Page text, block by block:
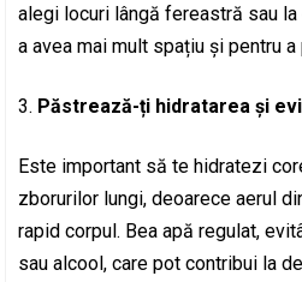
alegi locuri lângă fereastră sau
a avea mai mult spațiu și pentru
Păstrează-ți hidratarea și
Este important să te hidratezi
zborurilor lungi, deoarece aerul
rapid corpul. Bea apă regulat,
sau alcool, care pot contribui la